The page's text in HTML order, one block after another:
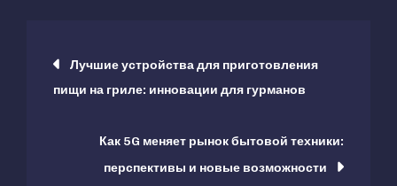
приготовления
Навигация
по
записям
Лучшие устройства для приготовления
пищи на гриле: инновации для гурманов
Как 5G меняет рынок бытовой техники:
перспективы и новые возможности